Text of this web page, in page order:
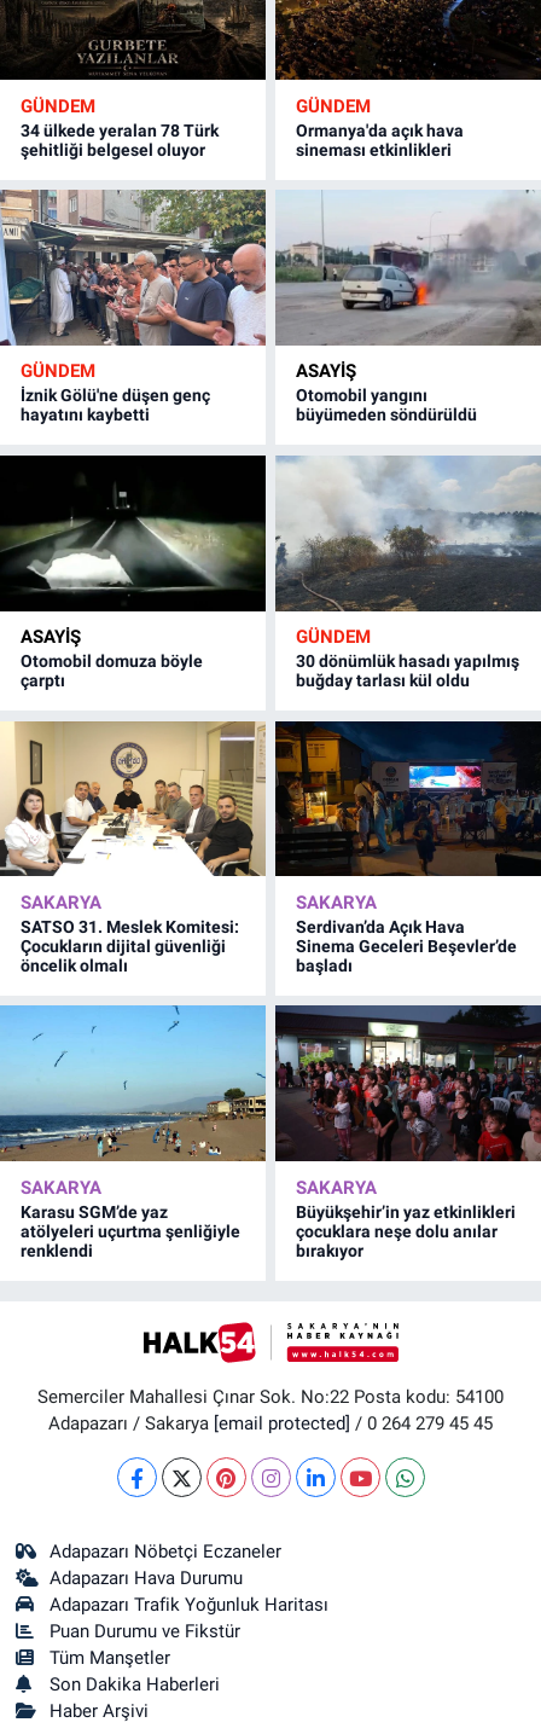
GÜNDEM
34 ülkede yeralan 78 Türk
şehitliği belgesel oluyor
GÜNDEM
Ormanya'da açık hava
sineması etkinlikleri
GÜNDEM
İznik Gölü'ne düşen genç
hayatını kaybetti
ASAYİŞ
Otomobil yangını
büyümeden söndürüldü
ASAYİŞ
Otomobil domuza böyle
çarptı
GÜNDEM
30 dönümlük hasadı yapılmış
buğday tarlası kül oldu
SAKARYA
SATSO 31. Meslek Komitesi:
Çocukların dijital güvenliği
öncelik olmalı
SAKARYA
Serdivan’da Açık Hava
Sinema Geceleri Beşevler’de
başladı
SAKARYA
Karasu SGM’de yaz
atölyeleri uçurtma şenliğiyle
renklendi
SAKARYA
Büyükşehir’in yaz etkinlikleri
çocuklara neşe dolu anılar
bırakıyor
Semerciler Mahallesi Çınar Sok. No:22 Posta kodu: 54100
Adapazarı / Sakarya [email protected] / 0 264 279 45 45
Adapazarı Nöbetçi Eczaneler
Adapazarı Hava Durumu
Adapazarı Trafik Yoğunluk Haritası
Puan Durumu ve Fikstür
Tüm Manşetler
Son Dakika Haberleri
Haber Arşivi